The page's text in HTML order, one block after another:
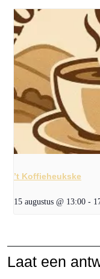
’t Koffieheukske
15 augustus @ 13:00 -
Laat een